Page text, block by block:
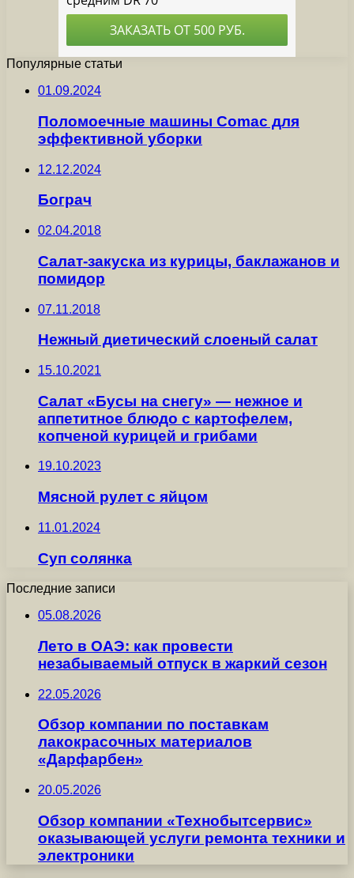
Популярные статьи
01.09.2024
Поломоечные машины Comac для
эффективной уборки
12.12.2024
Бограч
02.04.2018
Салат-закуска из курицы, баклажанов и
помидор
07.11.2018
Нежный диетический слоеный салат
15.10.2021
Салат «Бусы на снегу» — нежное и
аппетитное блюдо с картофелем,
копченой курицей и грибами
19.10.2023
Мясной рулет с яйцом
11.01.2024
Суп солянка
Последние записи
05.08.2026
Лето в ОАЭ: как провести
незабываемый отпуск в жаркий сезон
22.05.2026
Обзор компании по поставкам
лакокрасочных материалов
«Дарфарбен»
20.05.2026
Обзор компании «Технобытсервис»
оказывающей услуги ремонта техники и
электроники